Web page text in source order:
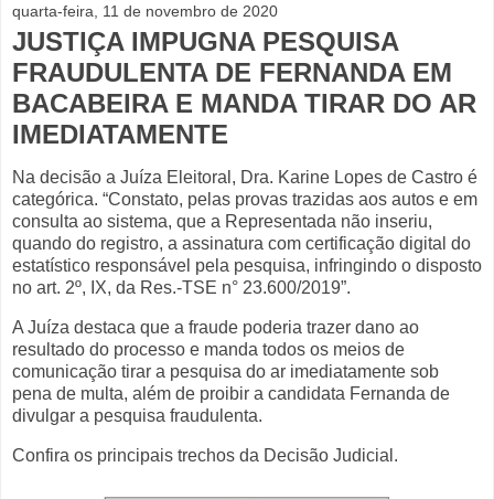
quarta-feira, 11 de novembro de 2020
JUSTIÇA IMPUGNA PESQUISA
FRAUDULENTA DE FERNANDA EM
BACABEIRA E MANDA TIRAR DO AR
IMEDIATAMENTE
Na decisão a Juíza Eleitoral, Dra. Karine Lopes de Castro é
categórica. “Constato, pelas provas trazidas aos autos e em
consulta ao sistema, que a Representada não inseriu,
quando do registro, a assinatura com certificação digital do
estatístico responsável pela pesquisa, infringindo o disposto
no art. 2º, IX, da Res.-TSE n° 23.600/2019”.
A Juíza destaca que a fraude poderia trazer dano ao
resultado do processo e manda todos os meios de
comunicação tirar a pesquisa do ar imediatamente sob
pena de multa, além de proibir a candidata Fernanda de
divulgar a pesquisa fraudulenta.
Confira os principais trechos da Decisão Judicial.